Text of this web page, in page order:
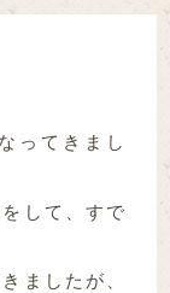
ってきまし
して、すで
ましたが、